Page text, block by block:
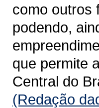
como outros
podendo,
que permite
Central do
(Redação